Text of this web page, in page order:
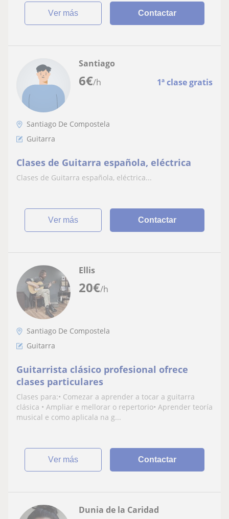
ver más Contactar
6€/h 1ª clase gratis
Santiago
Santiago De Compostela
Guitarra
Clases de Guitarra española, eléctrica
Clases de Guitarra española, eléctrica...
ver más Contactar
20€/h
Ellis
Santiago De Compostela
Guitarra
Guitarrista clásico profesional ofrece
clases particulares
Clases para:• Comezar a aprender a tocar a guitarra
clásica • Ampliar e mellorar o repertorio• Aprender teoría
musical e como aplicala na g...
ver más Contactar
Dunia de la Caridad